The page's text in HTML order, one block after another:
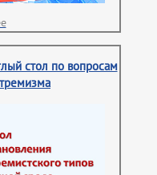
стол по вопросам